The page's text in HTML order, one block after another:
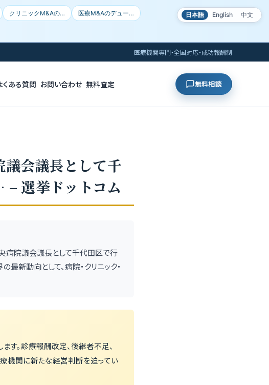
日本語 English
中文
クリニックM&Aの… 医療M&Aのデュー…
医療機関専門・全国対応・成功報酬制
くある質問 お問い合わせ 無料査定 無料相談
会議長として千
選挙ドットコム
病院議会議長として千代田区で行
新動向として、病院・クリニック・
す。診療報酬改定、後継者不足、
機関に新たな経営判断を迫ってい